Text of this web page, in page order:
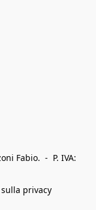
Fabio.  -  P. IVA:
privacy